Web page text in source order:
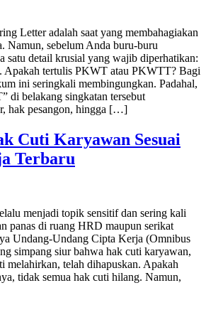
Letter adalah saat yang membahagiakan
Namun, sebelum Anda buru-buru
satu detail krusial yang wajib diperhatikan:
Apakah tertulis PKWT atau PKWTT? Bagi
ini seringkali membingungkan. Padahal,
di belakang singkatan tersebut
hak pesangon, hingga […]
Cuti Karyawan Sesuai
Terbaru
menjadi topik sensitif dan sering kali
panas di ruang HRD maupun serikat
Undang-Undang Cipta Kerja (Omnibus
simpang siur bahwa hak cuti karyawan,
melahirkan, telah dihapuskan. Apakah
tidak semua hak cuti hilang. Namun,